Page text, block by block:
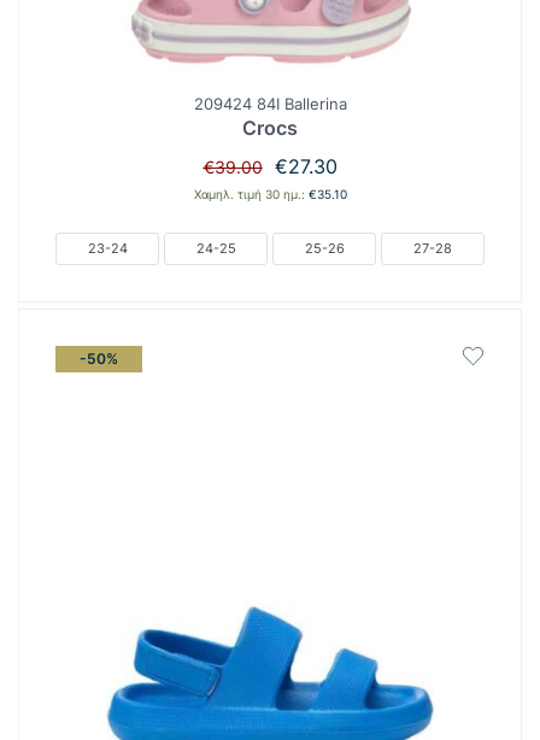
209424 84I Ballerina
Crocs
€39.00
Original
price
€39.00.
€27.30Η
τρέχουσα
είναι:
€27.30.
Χαμηλ. τιμή 30 ημ.: €35.10
23-24 24-25 25-26 27-28
-50%